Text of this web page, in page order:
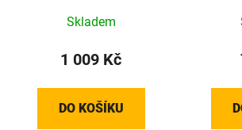
Addix Green skládací
Skladem
1 009 Kč
DO KOŠÍKU